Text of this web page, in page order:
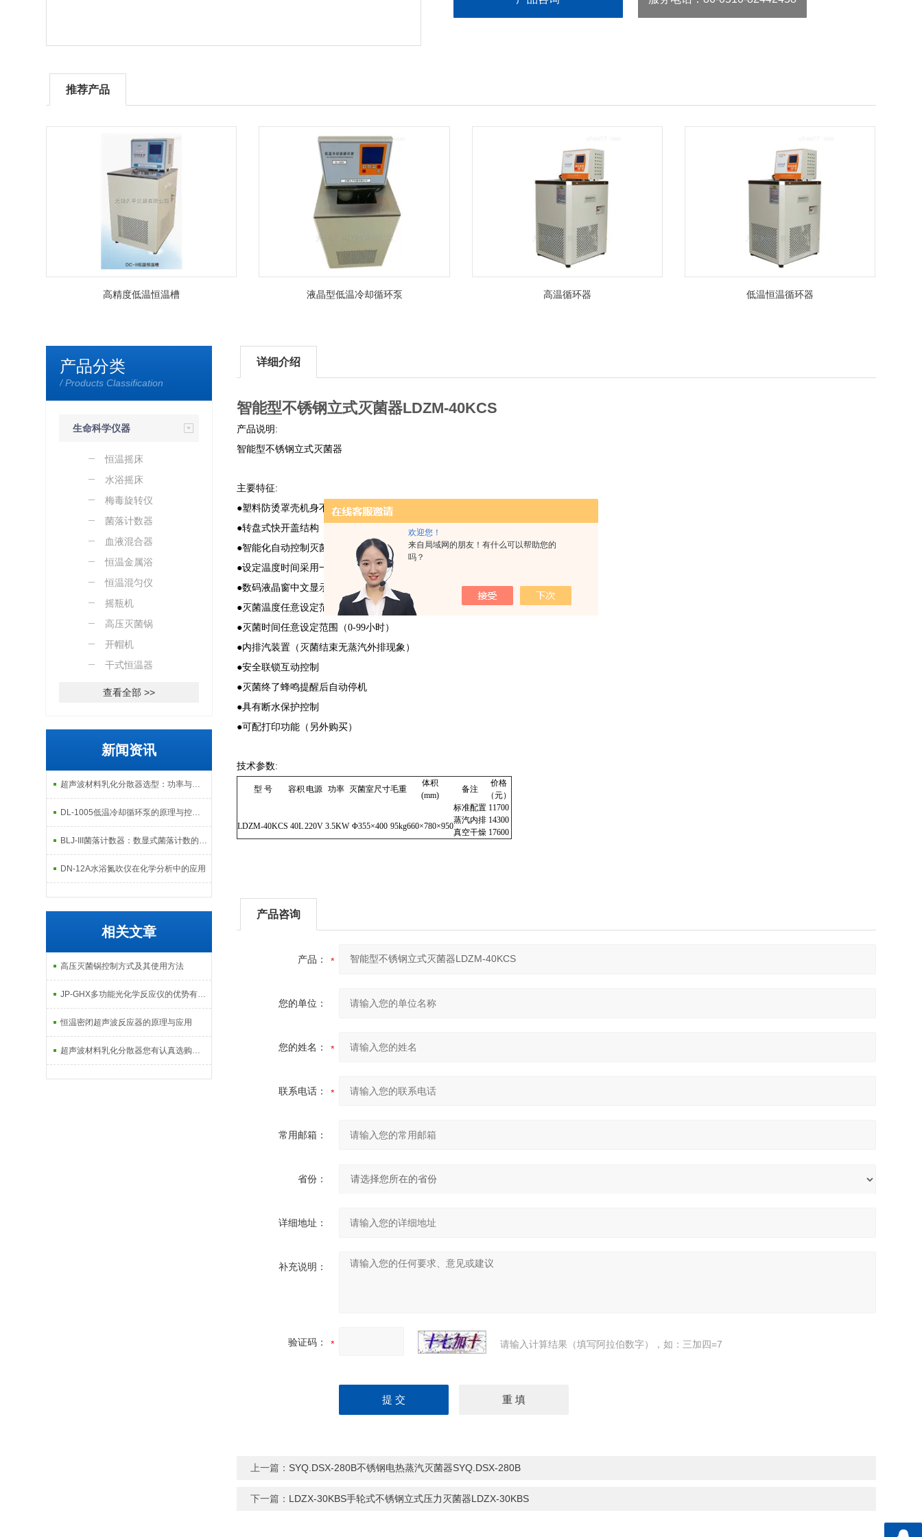
欢迎您！
来自局域网的朋友！有什么可以帮助您的
吗？
●操作简便、安全可靠
推荐产品
高精度低温恒温槽 液晶型低温冷却循环泵 高温循环器 低温恒温循环器
产品分类
/ Products Classification
生命科学仪器
恒温摇床
水浴摇床
梅毒旋转仪
菌落计数器
血液混合器
恒温金属浴
恒温混匀仪
摇瓶机
高压灭菌锅
开帽机
干式恒温器
查看全部 >>
新闻资讯
超声波材料乳化分散器选型：功率与频率匹配指南
DL-1005低温冷却循环泵的原理与控温应用解析
BLJ-III菌落计数器：数显式菌落计数的精准检测工具
DN-12A水浴氮吹仪在化学分析中的应用
相关文章
高压灭菌锅控制方式及其使用方法
JP-GHX多功能光化学反应仪的优势有哪些？
恒温密闭超声波反应器的原理与应用
超声波材料乳化分散器您有认真选购吗？
详细介绍
智能型不锈钢立式灭菌器LDZM-40KCS
产品说明:
智能型不锈钢立式灭菌器
主要特征:
●塑料防烫罩壳机身不锈钢材料
●转盘式快开盖结构
●智能化自动控制灭菌循环程序
●设定温度时间采用一键制操作方式
●数码液晶窗中文显示运行状态
●灭菌温度任意设定范围（50℃-134℃）
●灭菌时间任意设定范围（0-99小时）
●内排汽装置（灭菌结束无蒸汽外排现象）
●安全联锁互动控制
●灭菌终了蜂鸣提醒后自动停机
●具有断水保护控制
●可配打印功能（另外购买）
技术参数:
型 号 容积电源 功率 灭菌室尺寸毛重
体积
(mm)
备注
价格
（元）
LDZM-40KCS 40L220V 3.5KW Φ355×400 95kg660×780×950
标准配置 11700
蒸汽内排 14300
真空干燥 17600
产品咨询
产品：
您的单位：
您的姓名：
联系电话：
常用邮箱：
省份：
详细地址：
补充说明：
验证码： 请输入计算结果（填写阿拉伯数字），如：三加四=7
上一篇： SYQ.DSX-280B不锈钢电热蒸汽灭菌器SYQ.DSX-280B
下一篇： LDZX-30KBS手轮式不锈钢立式压力灭菌器LDZX-30KBS